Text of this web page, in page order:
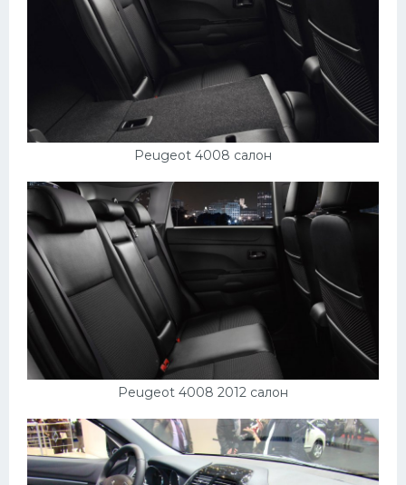
Peugeot 4008 салон
Peugeot 4008 2012 салон